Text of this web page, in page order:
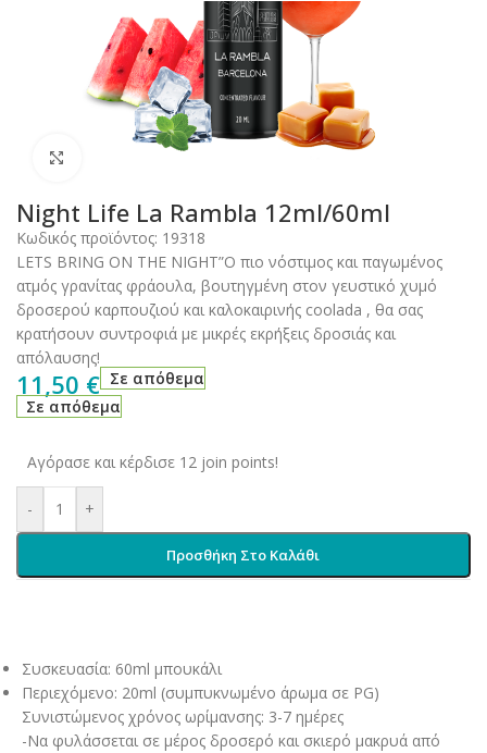
Click to enlarge
Night Life La Rambla 12ml/60ml
Κωδικός προϊόντος: 19318
LETS BRING ON THE NIGHT”Ο πιο νόστιμος και παγωμένος
ατμός γρανίτας φράουλα, βουτηγμένη στον γευστικό χυμό
δροσερού καρπουζιού και καλοκαιρινής coolada , θα σας
κρατήσουν συντροφιά με μικρές εκρήξεις δροσιάς και
απόλαυσης!
11,50 € Σε απόθεμα
Σε απόθεμα
Αγόρασε και κέρδισε 12 join points!
- +
Προσθήκη Στο Καλάθι
Συσκευασία: 60ml μπουκάλι
Περιεχόμενο: 20ml (συμπυκνωμένο άρωμα σε PG)
Συνιστώμενος χρόνος ωρίμανσης: 3-7 ημέρες
-Να φυλάσσεται σε μέρος δροσερό και σκιερό μακρυά από